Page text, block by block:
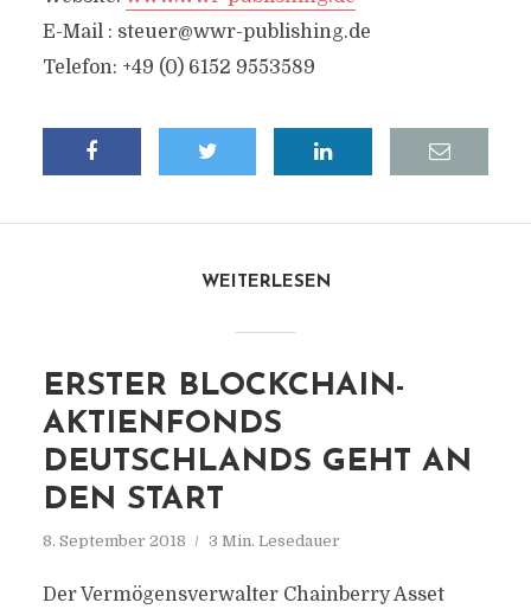
E-Mail : steuer@wwr-publishing.de
Telefon: +49 (0) 6152 9553589
WEITERLESEN
ERSTER BLOCKCHAIN-
AKTIENFONDS
DEUTSCHLANDS GEHT AN
DEN START
8. September 2018 3 Min. Lesedauer
Der Vermögensverwalter Chainberry Asset